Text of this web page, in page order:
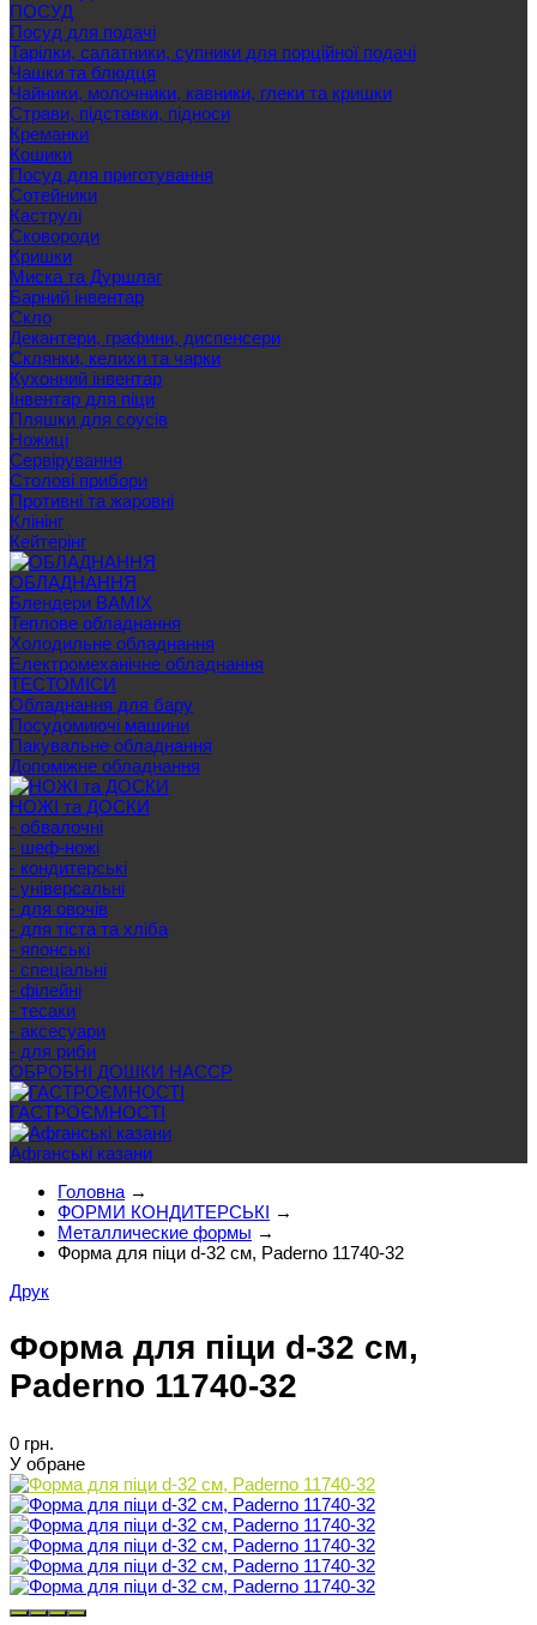
ПОСУД
Посуд для подачі
Тарілки, салатники, супники для порційної подачі
Чашки та блюдця
Чайники, молочники, кавники, глеки та кришки
Страви, підставки, підноси
Креманки
Кошики
Посуд для приготування
Сотейники
Каструлі
Сковороди
Кришки
Миска та Дуршлаг
Барний інвентар
Скло
Декантери, графини, диспенсери
Склянки, келихи та чарки
Кухонний інвентар
Інвентар для піци
Пляшки для соусів
Ножиці
Сервірування
Cтолові прибори
Противні та жаровні
Клінінг
Кейтерінг
ОБЛАДНАННЯ
Блендери BAMIX
Теплове обладнання
Холодильне обладнання
Електромеханічне обладнання
ТЕСТОМІСИ
Обладнання для бару
Посудомиючі машини
Пакувальне обладнання
Допоміжне обладнання
НОЖІ та ДОСКИ
- обвалочні
- шеф-ножі
- кондитерські
- універсальні
- для овочів
- для тіста та хліба
- японські
- спеціальні
- філейні
- тесаки
- аксесуари
- для риби
ОБРОБНІ ДОШКИ HACCP
ГАСТРОЄМНОСТІ
Афганські казани
Головна →
ФОРМИ КОНДИТЕРСЬКІ →
Металлические формы →
Форма для піци d-32 см, Paderno 11740-32
Друк
Форма для піци d-32 см,
Paderno 11740-32
0 грн.
У обране